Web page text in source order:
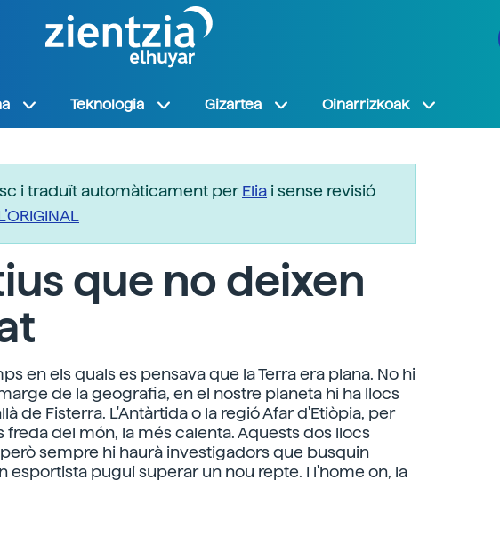
Teknologia Gizartea Oinarrizkoak
i traduït automàticament perElia i sense revisió
que no deixen
en els quals es pensava que la Terra era plana. No hi
de la geografia, en el nostre planeta hi ha llocs
de Fisterra. L'Antàrtida o la regió Afar d'Etiòpia, per
freda del món, la més calenta. Aquests dos llocs
sempre hi haurà investigadors que busquin
esportista pugui superar un nou repte. I l'home on, la